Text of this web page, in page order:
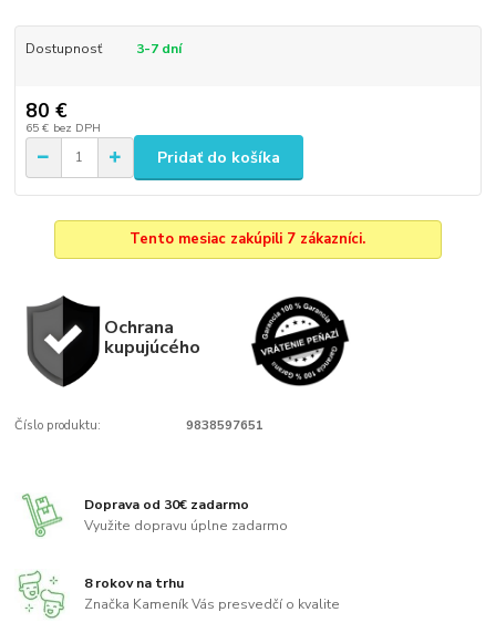
Dostupnosť 3-7 dní
80 €
65 € bez DPH
Pridať do košíka
Tento mesiac zakúpili 7 zákazníci.
Ochrana
kupujúcého
Číslo produktu: 9838597651
Doprava od 30€ zadarmo
Využite dopravu úplne zadarmo
8 rokov na trhu
Značka Kameník Vás presvedčí o kvalite